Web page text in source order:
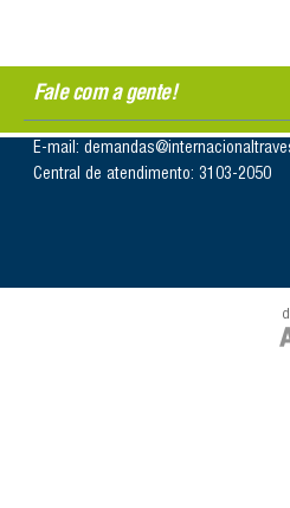
Fale com a gente!
E-mail:
Central de atendimento: 3103-2050